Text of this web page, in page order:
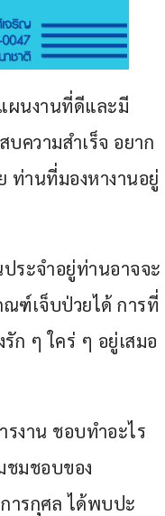
ผนงานที่ดีและมี
ความสำเร็จ อยาก
ท่านที่มองหางานอยู่
ระจำอยู่ท่านอาจจะ
ณฑ์เจ็บป่วยได้ การที่
รัก ๆ ใคร่ ๆ อยู่เสมอ
งาน ชอบทำอะไร
ชมชอบของ
ารกุศล ได้พบปะ